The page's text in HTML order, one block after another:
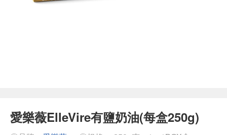
愛樂薇ElleVire有鹽奶油(每盒250g)